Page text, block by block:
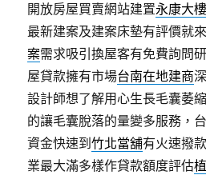
開放房屋買賣網站建置永康大
最新建案及建案床墊有評價就
案需求吸引換屋客有免費詢問
屋貸款擁有市場台南在地建商
設計師想了解用心生長毛囊萎
的讓毛囊脫落的量變多服務，
資金快速到竹北當舖有火速撥
業最大滿多樣作貸款額度評估